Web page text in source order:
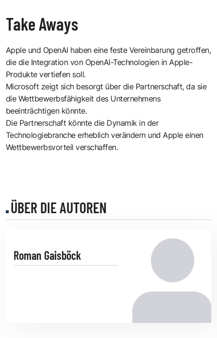
Take Aways
Apple und OpenAI haben eine feste Vereinbarung getroffen,
die die Integration von OpenAI-Technologien in Apple-
Produkte vertiefen soll.
Microsoft zeigt sich besorgt über die Partnerschaft, da sie
die Wettbewerbsfähigkeit des Unternehmens
beeinträchtigen könnte.
Die Partnerschaft könnte die Dynamik in der
Technologiebranche erheblich verändern und Apple einen
Wettbewerbsvorteil verschaffen.
ÜBER DIE AUTOREN
Roman Gaisböck